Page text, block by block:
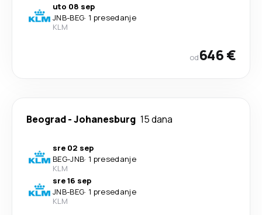
uto 08 sep
JNB-BEG· 1 presedanje
KLM
od646 €
Beograd-Johanesburg 15 dana
sre 02 sep
BEG-JNB· 1 presedanje
KLM
sre 16 sep
JNB-BEG· 1 presedanje
KLM